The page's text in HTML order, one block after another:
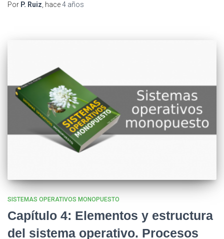
Por P. Ruiz, hace4 años
SISTEMAS OPERATIVOS MONOPUESTO
Capítulo 4: Elementos y estructura
del sistema operativo. Procesos